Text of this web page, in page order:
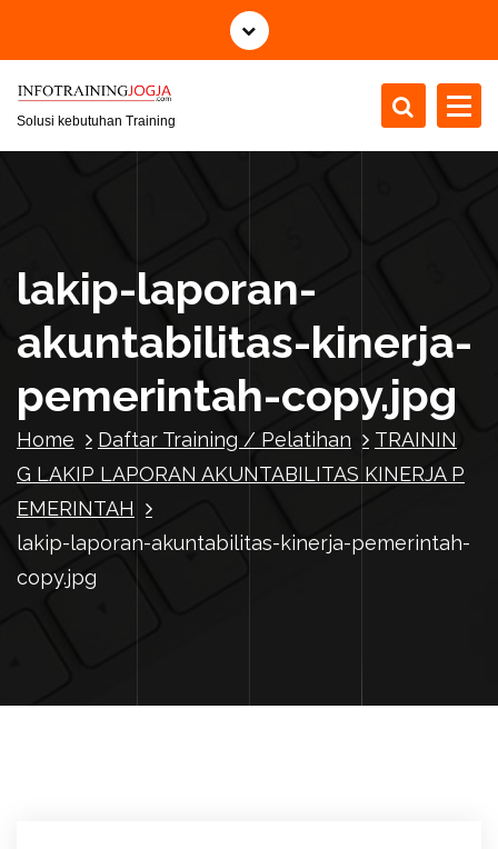
i
Solusi kebutuhan Training
lakip-laporan-
akuntabilitas-kinerja-
pemerintah-copy.jpg
Home Daftar Training / Pelatihan
TRAININ
G LAKIP LAPORAN AKUNTABILITAS KINERJA P
EMERINTAH
lakip-laporan-akuntabilitas-kinerja-pemerintah-
copy.jpg